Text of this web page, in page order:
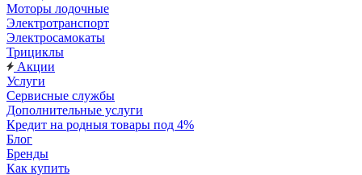
Моторы лодочные
Электротранспорт
Электросамокаты
Трициклы
Акции
Услуги
Сервисные службы
Дополнительные услуги
Кредит на родныя товары под 4%
Блог
Бренды
Как купить